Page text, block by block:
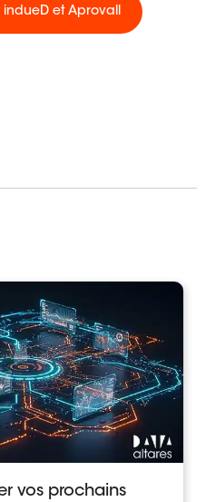
et Aprovall
vos prochains